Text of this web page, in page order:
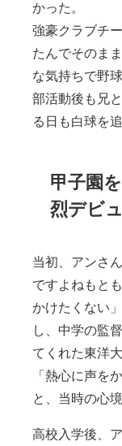
かった。
強豪クラブチ
たんでそのま
な気持ちで野
部活動後も兄
る日も白球を
甲子園
烈デビ
当初、アンさ
ですよねもと
かけたくない
し、中学の監
てくれた東洋
「熱心に声を
と、当時の心
高校入学後、